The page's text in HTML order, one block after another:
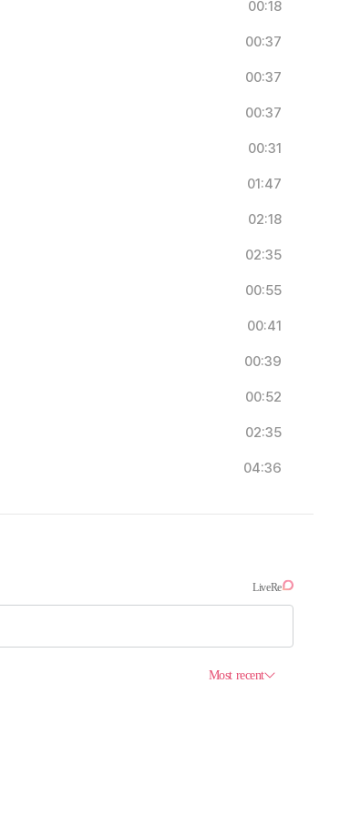
00:18
00:37
00:37
00:37
00:31
01:47
02:18
02:35
00:55
00:41
00:39
00:52
02:35
04:36